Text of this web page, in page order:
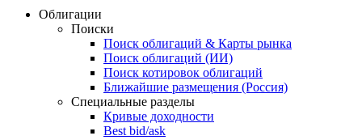
Cbonds Review
ежеквартальный аналитический журнал
Облигации
Поиски
Поиск облигаций & Карты рынка
Поиск облигаций (ИИ)
Поиск котировок облигаций